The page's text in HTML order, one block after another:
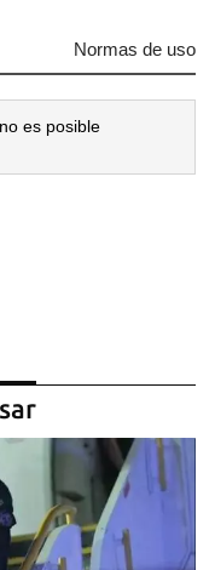
Normas de uso
es posible